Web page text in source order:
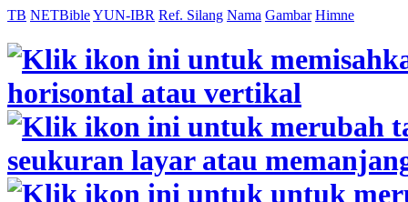
TB NETBibleYUN-IBR Ref. Silang Nama Gambar Himne